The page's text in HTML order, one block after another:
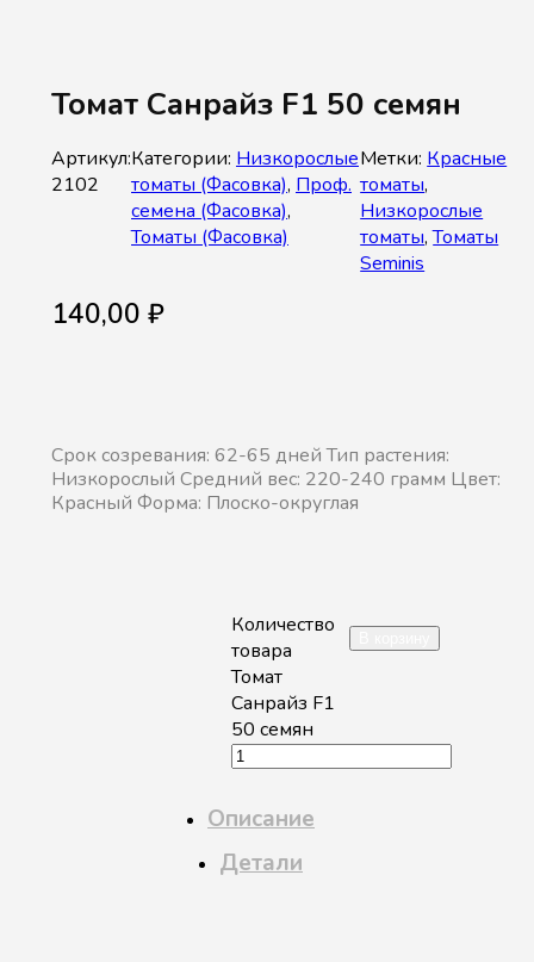
Томат Санрайз F1 50 семян
140,00 ₽
Срок созревания: 62-65 дней Тип растения:
Низкорослый Средний вес: 220-240 грамм Цвет:
Красный Форма: Плоско-округлая
Количество
товара
Томат
Санрайз F1
50 семян
Артикул:
2102
Категории: Низкорослые
томаты (Фасовка), Проф.
семена (Фасовка),
Томаты (Фасовка)
Метки: Красные
томаты,
Низкорослые
томаты,Томаты
Seminis
Описание
Детали